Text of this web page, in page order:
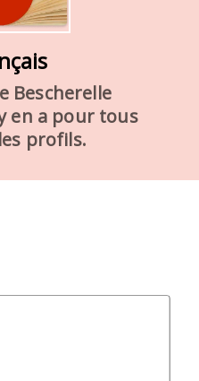
Bescherelle
en a pour tous
profils.